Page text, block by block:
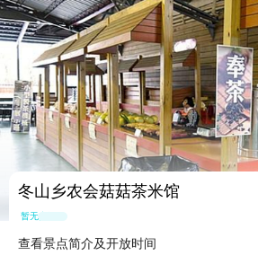
冬山乡农会菇菇茶米馆
暂无点评
查看景点简介及开放时间
